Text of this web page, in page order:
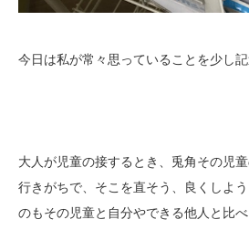
今日は私が常々思っていることを少し記
大人が児童の接するとき、兎角その児
行きがちで、そこを直そう、良くしよ
のもその児童と自分やできる他人と比